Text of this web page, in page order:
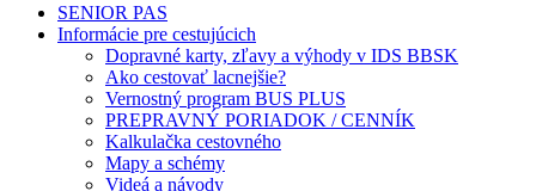
SENIOR PAS
Informácie pre cestujúcich
Dopravné karty, zľavy a výhody v IDS BBSK
Ako cestovať lacnejšie?
Vernostný program BUS PLUS
PREPRAVNÝ PORIADOK / CENNÍK
Kalkulačka cestovného
Mapy a schémy
Videá a návody